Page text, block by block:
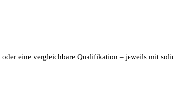
eine vergleichbare Qualifikation – jeweils mit